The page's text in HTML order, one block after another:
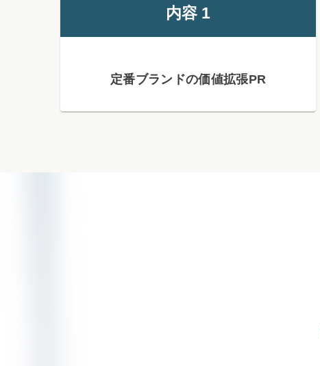
内容 1
定番ブランドの価値拡張PR